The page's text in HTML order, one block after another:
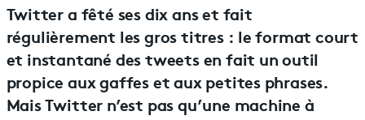
Twitter a fêté ses dix ans et fait
régulièrement les gros titres : le format court
et instantané des tweets en fait un outil
propice aux gaffes et aux petites phrases.
Mais Twitter n’est pas qu’une machine à